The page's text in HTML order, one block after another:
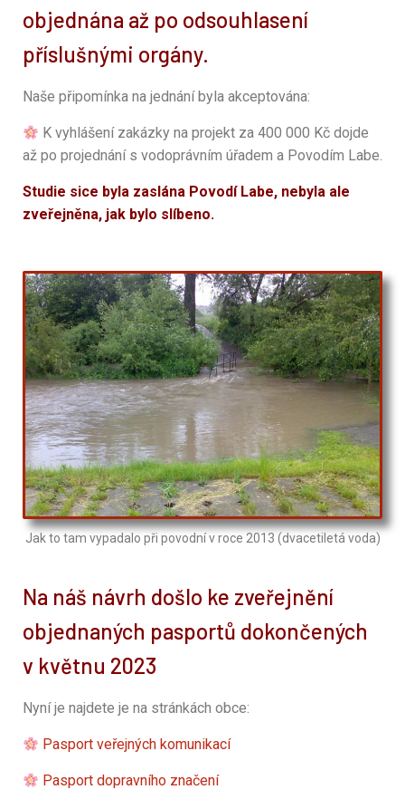
objednána až po odsouhlasení
příslušnými orgány.
Naše připomínka na jednání byla akceptována:
K vyhlášení zakázky na projekt za 400 000 Kč dojde
až po projednání s vodoprávním úřadem a Povodím Labe.
Studie sice byla zaslána Povodí Labe, nebyla ale
zveřejněna, jak bylo slíbeno.
Jak to tam vypadalo při povodní v roce 2013 (dvacetiletá voda)
Na náš návrh došlo ke zveřejnění
objednaných pasportů dokončených
v květnu 2023
Nyní je najdete je na stránkách obce:
Pasport veřejných komunikací
Pasport dopravního značení